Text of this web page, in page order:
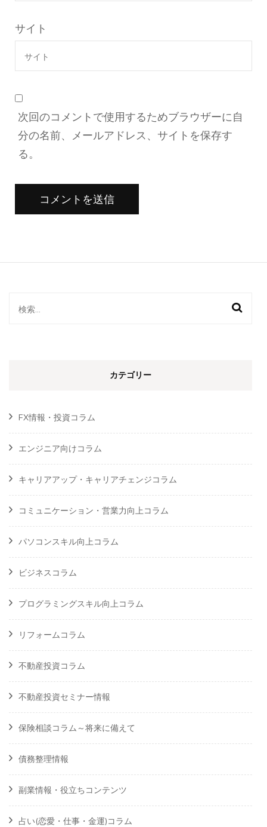
サイト
次回のコメントで使用するためブラウザーに自
分の名前、メールアドレス、サイトを保存す
る。
検
カテゴリー
FX情報・投資コラム
エンジニア向けコラム
キャリアアップ・キャリアチェンジコラム
コミュニケーション・営業力向上コラム
パソコンスキル向上コラム
ビジネスコラム
プログラミングスキル向上コラム
リフォームコラム
不動産投資コラム
不動産投資セミナー情報
保険相談コラム～将来に備えて
債務整理情報
副業情報・役立ちコンテンツ
占い(恋愛・仕事・金運)コラム